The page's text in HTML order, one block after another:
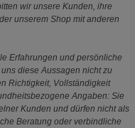
wir unsere Kunden, ihre
unserem Shop mit anderen
Erfahrungen und persönliche
diese Aussagen nicht zu
Richtigkeit, Vollständigkeit
Angaben: Sie
Kunden und dürfen nicht als
Beratung oder verbindliche